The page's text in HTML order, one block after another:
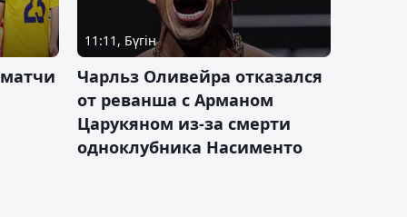
11:11, Бүгін
Чарльз Оливейра отказался
от реванша с Арманом
Царукяном из-за смерти
одноклубника Насименто